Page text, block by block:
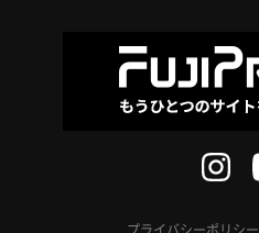
プライバシーポリシー